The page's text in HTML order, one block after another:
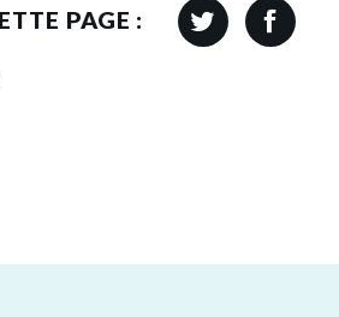
PAGE :